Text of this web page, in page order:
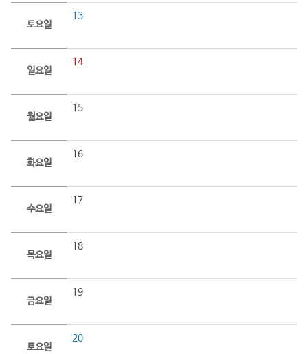
토요일
13
일요일
14
월요일
15
화요일
16
수요일
17
목요일
18
금요일
19
토요일
20